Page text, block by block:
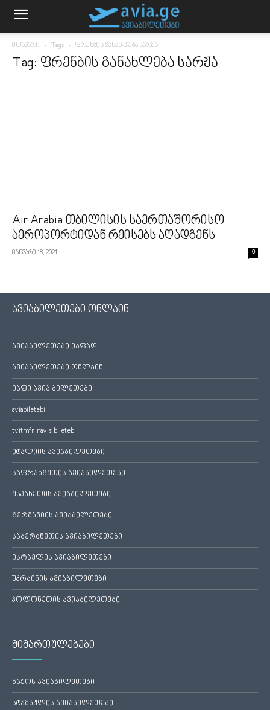
მთავარი Tags ფრენბის განახლება სარჟა
Tag: ფრენბის განახლება სარჟა
Air Arabia თბილისის საერთაშორისო
აეროპორტიდან რეისებს აღადგენს
იანვარი 18, 2021 0
ავიაბილეთები ონლაინ
ავიაბილეთები იაფად
ავიაბილეთები ონლაინ
იაფი ავია ბილეთები
aviabiletebi
tvitmfrinavis biletebi
იტალიის ავიაბილეთები
საფრანგეთის ავიაბილეთები
ესპანეთის ავიაბილეთები
გერმანიის ავიაბილეთები
საბერძნეთის ავიაბილეთები
ისრაელის ავიაბილეთები
უკრაინის ავიაბილეთები
პოლონეთის ავიაბილეთები
მიმართულებები
ბაქოს ავიაბილეთები
სტამბულის ავიაბილეთები